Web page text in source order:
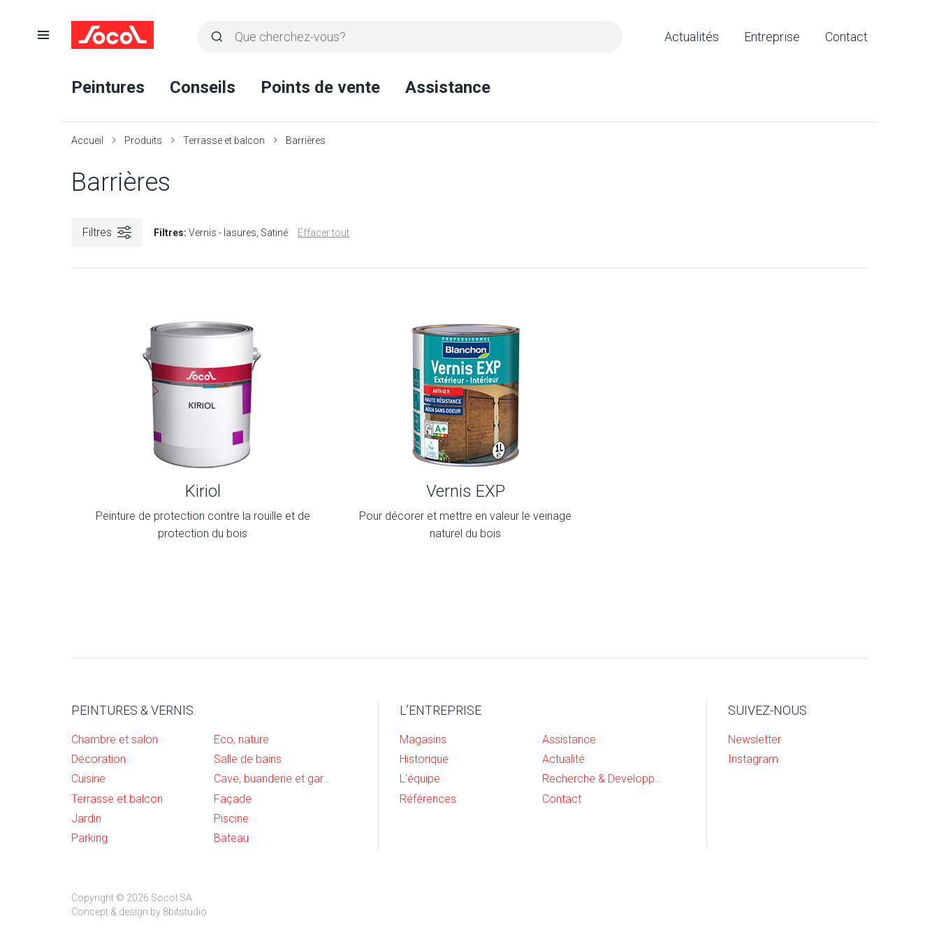
Rechercher
recherche
Ouvrir
Peintures Conseils Points de vente Assistance
Actualités Entreprise Contact
Accueil Produits Terrasse et balcon Barrières
Barrières
Filtres Filtres: Vernis - lasures Satiné Effacer tout
Kiriol
Peinture de protection contre la rouille et de
protection du bois
Vernis EXP
Pour décorer et mettre en valeur le veinage
naturel du bois
PEINTURES & VERNIS
Chambre et salon
Eco, nature
Décoration
Salle de bains
Cuisine
Cave, buanderie et garage
Terrasse et balcon
Façade
Jardin
Piscine
Parking
Bateau
L’ENTREPRISE
Magasins
Assistance
Historique
Actualité
L’équipe
Recherche & Developpement
Références
Contact
SUIVEZ-NOUS
Newsletter
Instagram
Copyright © 2026 Socol SA
Concept & design by 8bitstudio